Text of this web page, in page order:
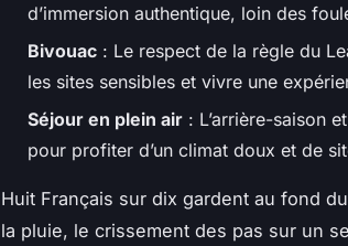
d’immersion authentique, loin des
Bivouac : Le respect de la règle du
les sites sensibles et vivre une
Séjour en plein air : L’arrière-saison
pour profiter d’un climat doux et de
Huit Français sur dix gardent au fond
la pluie, le crissement des pas sur un